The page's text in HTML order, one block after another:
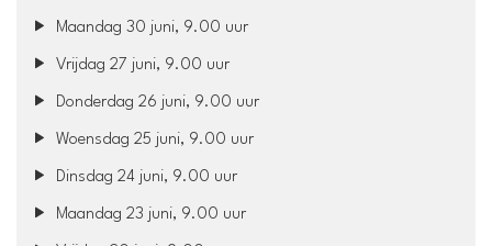
Maandag 30 juni, 9.00 uur
Vrijdag 27 juni, 9.00 uur
Donderdag 26 juni, 9.00 uur
Woensdag 25 juni, 9.00 uur
Dinsdag 24 juni, 9.00 uur
Maandag 23 juni, 9.00 uur